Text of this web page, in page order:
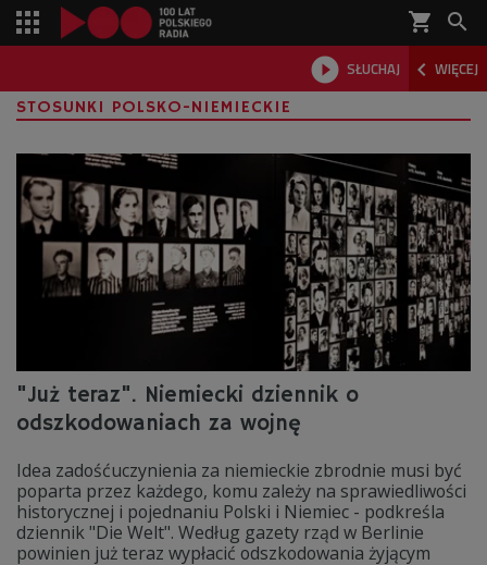
shopping_cart 
 SŁUCHAJ  WIĘCEJ

STOSUNKI POLSKO-NIEMIECKIE
"Już teraz". Niemiecki dziennik o
odszkodowaniach za wojnę
Idea zadośćuczynienia za niemieckie zbrodnie musi być
poparta przez każdego, komu zależy na sprawiedliwości
historycznej i pojednaniu Polski i Niemiec - podkreśla
dziennik "Die Welt". Według gazety rząd w Berlinie
powinien już teraz wypłacić odszkodowania żyjącym